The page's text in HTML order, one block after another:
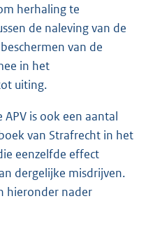
herhaling te
de naleving van de
van de
in het
uiting.
is ook een aantal
van Strafrecht in het
eenzelfde effect
dergelijke misdrijven.
hieronder nader